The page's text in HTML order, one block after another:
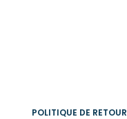
POLITIQUE DE RETOUR